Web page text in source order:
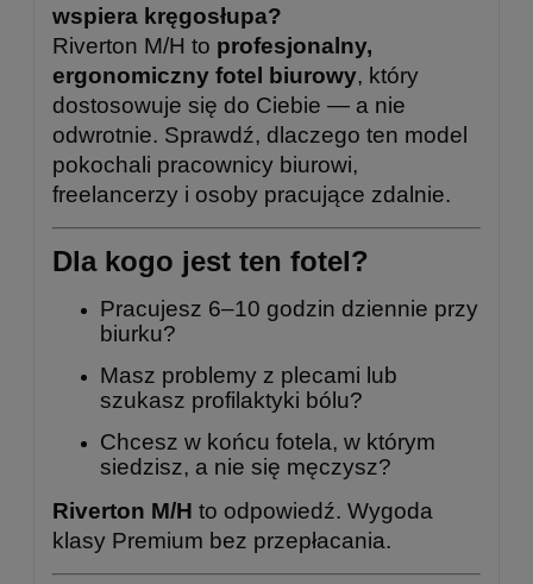
wspiera kręgosłupa?
Riverton M/H to profesjonalny,
ergonomiczny fotel biurowy, który
dostosowuje się do Ciebie — a nie
odwrotnie. Sprawdź, dlaczego ten model
pokochali pracownicy biurowi,
freelancerzy i osoby pracujące zdalnie.
Dla kogo jest ten fotel?
Pracujesz 6–10 godzin dziennie przy
biurku?
Masz problemy z plecami lub
szukasz profilaktyki bólu?
Chcesz w końcu fotela, w którym
siedzisz, a nie się męczysz?
Riverton M/H to odpowiedź. Wygoda
klasy Premium bez przepłacania.